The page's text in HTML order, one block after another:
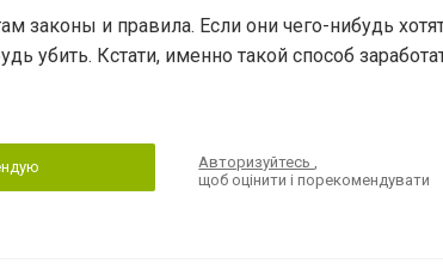
законы и правила. Если они чего-нибудь
убить. Кстати, именно такой способ
Авторизуйтесь
щоб оцінити і порекомендувати